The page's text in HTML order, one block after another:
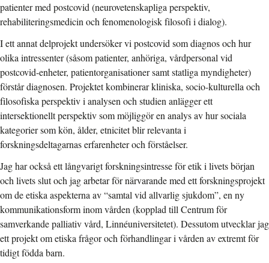
patienter med postcovid (neurovetenskapliga perspektiv,
rehabiliteringsmedicin och fenomenologisk filosofi i dialog).
I ett annat delprojekt undersöker vi postcovid som diagnos och hur
olika intressenter (såsom patienter, anhöriga, vårdpersonal vid
postcovid-enheter, patientorganisationer samt statliga myndigheter)
förstår diagnosen. Projektet kombinerar kliniska, socio-kulturella och
filosofiska perspektiv i analysen och studien anlägger ett
intersektionellt perspektiv som möjliggör en analys av hur sociala
kategorier som kön, ålder, etnicitet blir relevanta i
forskningsdeltagarnas erfarenheter och förståelser.
Jag har också ett långvarigt forskningsintresse för etik i livets början
och livets slut och jag arbetar för närvarande med ett forskningsprojekt
om de etiska aspekterna av “samtal vid allvarlig sjukdom”, en ny
kommunikationsform inom vården (kopplad till Centrum för
samverkande palliativ vård, Linnéuniversitetet). Dessutom utvecklar jag
ett projekt om etiska frågor och förhandlingar i vården av extremt för
tidigt födda barn.